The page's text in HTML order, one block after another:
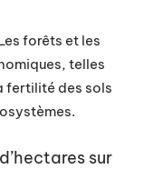
forêts et les
telles
fertilité des sols
sur